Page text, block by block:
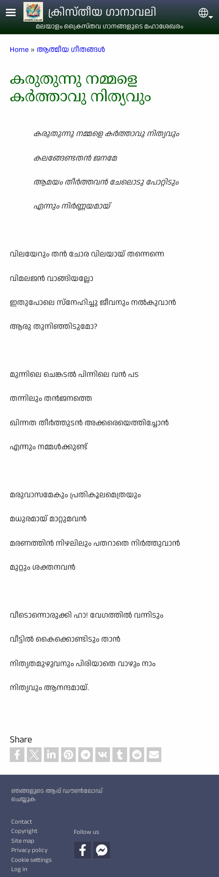
Skip to main contentക്രിസ്തീയ ഗാനാവലി
മലയാളം ക്രൈസ്തവ ഗാനങ്ങളുടെ മഹാശേഖരം
Breadcrumb
Home ആത്മീയ ഗീതങ്ങൾ
കരുതുന്നു നമ്മളെ
കർത്താവു നിത്യവും
കരുതുന്നു നമ്മളെ കർത്താവു നിത്യവും
കലങ്ങേണ്ടതൻ ജനമേ
ആമയം തീർത്തവൻ ചേലൊടു പോറ്റിടും
എന്നും നിർണ്ണയമായ്
വിലയേറും തൻ ചോര വിലയായ് തന്നെന്നെ
വിമലജൻ വാങ്ങിയല്ലോ
ഇതുപോലെ സ്നേഹിച്ചു ജീവനും നൽകുവാൻ
ആരു തുനിഞ്ഞിടുമോ?
മുന്നിലെ ചെങ്കടൽ പിന്നിലെ വൻ പട
തന്നിലും തൻജനത്തെ
ഖിന്നത തീർത്തുടൻ അക്കരെയെത്തിച്ചോൻ
എന്നും നമ്മൾക്കുണ്ട്
മരുവാസമേകും പ്രതികൂലമെത്രയും
മധുരമായ് മാറ്റുമവൻ
മരണത്തിൻ നിഴലിലും പതറാതെ നിർത്തുവാൻ
മുറ്റും ശക്തനവൻ
വീടൊന്നൊരുക്കി ഹാ! വേഗത്തിൽ വന്നിടും
വീട്ടിൽ കൈക്കൊണ്ടിടും താൻ
നിത്യതമുഴുവനും പിരിയാതെ വാഴും നാം
നിത്യവും ആനന്ദമായ്.
Share
ഞങ്ങളുടെ ആപ്പ് ഡൗൺലോഡ്
ചെയ്യുക
Contact
Copyright
Site map
Privacy policy
Cookie settings
Log in
Follow us